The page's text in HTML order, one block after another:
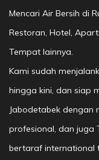
Mencari Air Bersih di
Restoran, Hotel,
Tempat lainnya.
Kami sudah
hingga kini, dan siap
Jabodetabek dengan
profesional, dan juga
bertaraf international